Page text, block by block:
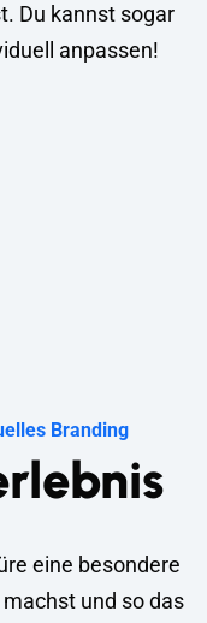
Du kannst sogar
anpassen!
Branding
eine besondere
und so das